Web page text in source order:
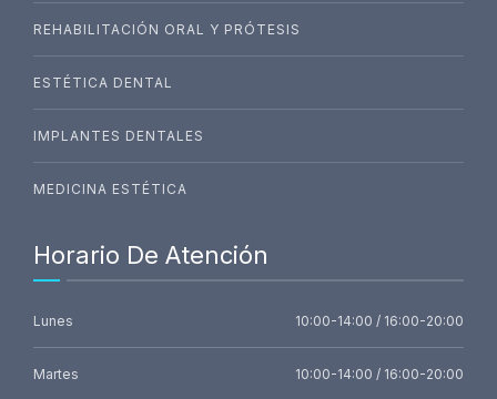
REHABILITACIÓN ORAL Y PRÓTESIS
ESTÉTICA DENTAL
IMPLANTES DENTALES
MEDICINA ESTÉTICA
Horario De Atención
Lunes 10:00-14:00 / 16:00-20:00
Martes 10:00-14:00 / 16:00-20:00